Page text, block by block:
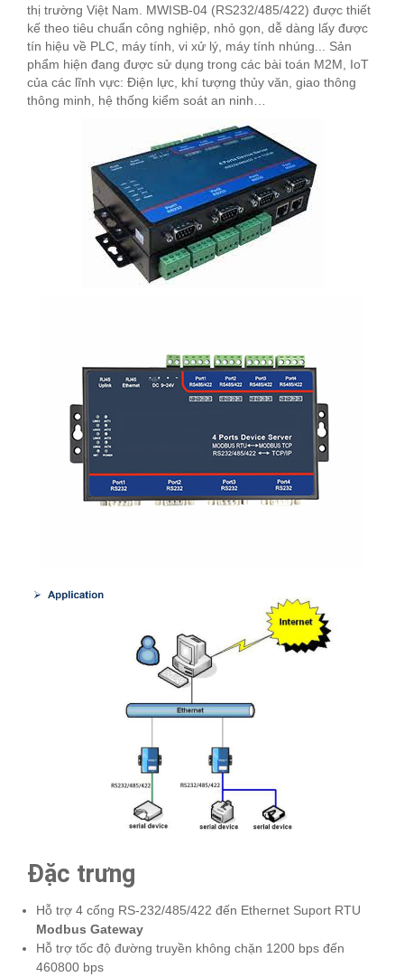
thị trường Việt Nam. MWISB-04 (RS232/485/422) được thiết
kế theo tiêu chuẩn công nghiệp, nhỏ gọn, dễ dàng lấy được
tín hiệu về PLC, máy tính, vi xử lý, máy tính nhúng... Sản
phẩm hiện đang được sử dụng trong các bài toán M2M, IoT
của các lĩnh vực: Điện lực, khí tượng thủy văn, giao thông
thông minh, hệ thống kiểm soát an ninh…
Đặc trưng
Hỗ trợ 4 cổng RS-232/485/422 đến Ethernet Suport RTU
Modbus Gateway
Hỗ trợ tốc độ đường truyền không chặn 1200 bps đến
460800 bps